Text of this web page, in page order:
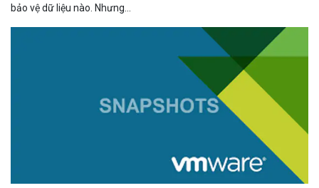
bảo vệ dữ liệu nào. Nhưng...